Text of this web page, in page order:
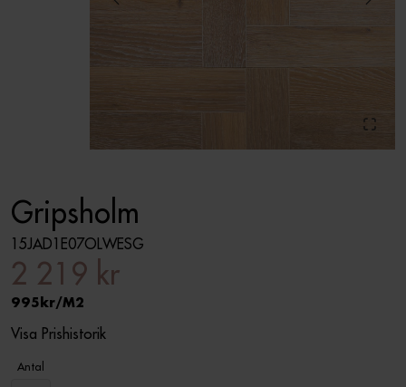
Gripsholm
15JAD1E07OLWESG
2 219 kr
995 M2
Visa Prishistorik
Antal